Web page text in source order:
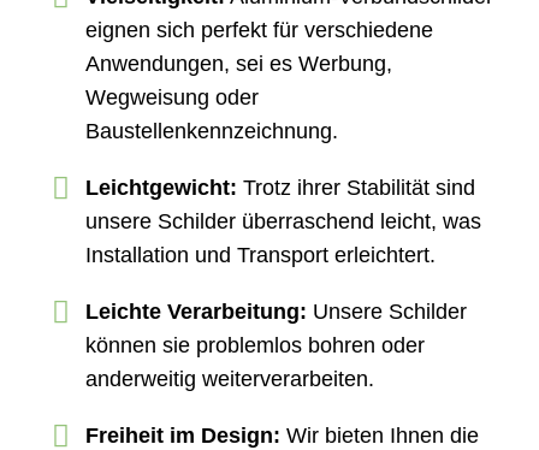
eignen sich perfekt für verschiedene
Anwendungen, sei es Werbung,
Wegweisung oder
Baustellenkennzeichnung.
Leichtgewicht:Trotz ihrer Stabilität sind
unsere Schilder überraschend leicht, was
Installation und Transport erleichtert.
Leichte Verarbeitung: Unsere Schilder
können sie problemlos bohren oder
anderweitig weiterverarbeiten.
Freiheit im Design:Wir bieten Ihnen die